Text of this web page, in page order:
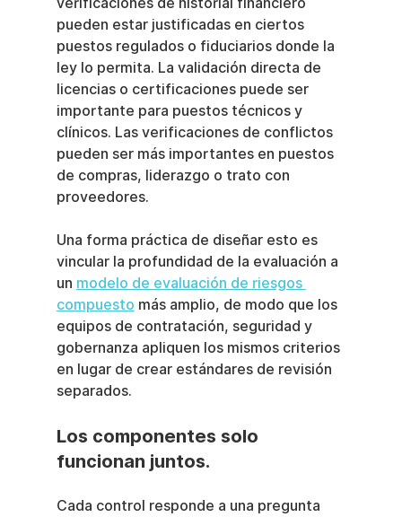
pueden estar justificadas en ciertos
puestos regulados o fiduciarios donde la
ley lo permita. La validación directa de
licencias o certificaciones puede ser
importante para puestos técnicos y
clínicos. Las verificaciones de conflictos
pueden ser más importantes en puestos
de compras, liderazgo o trato con
proveedores.
Una forma práctica de diseñar esto es
vincular la profundidad de la evaluación a
un modelo de evaluación de riesgos
compuesto más amplio, de modo que los
equipos de contratación, seguridad y
gobernanza apliquen los mismos criterios
en lugar de crear estándares de revisión
separados.
Los componentes solo
funcionan juntos.
Cada control responde a una pregunta